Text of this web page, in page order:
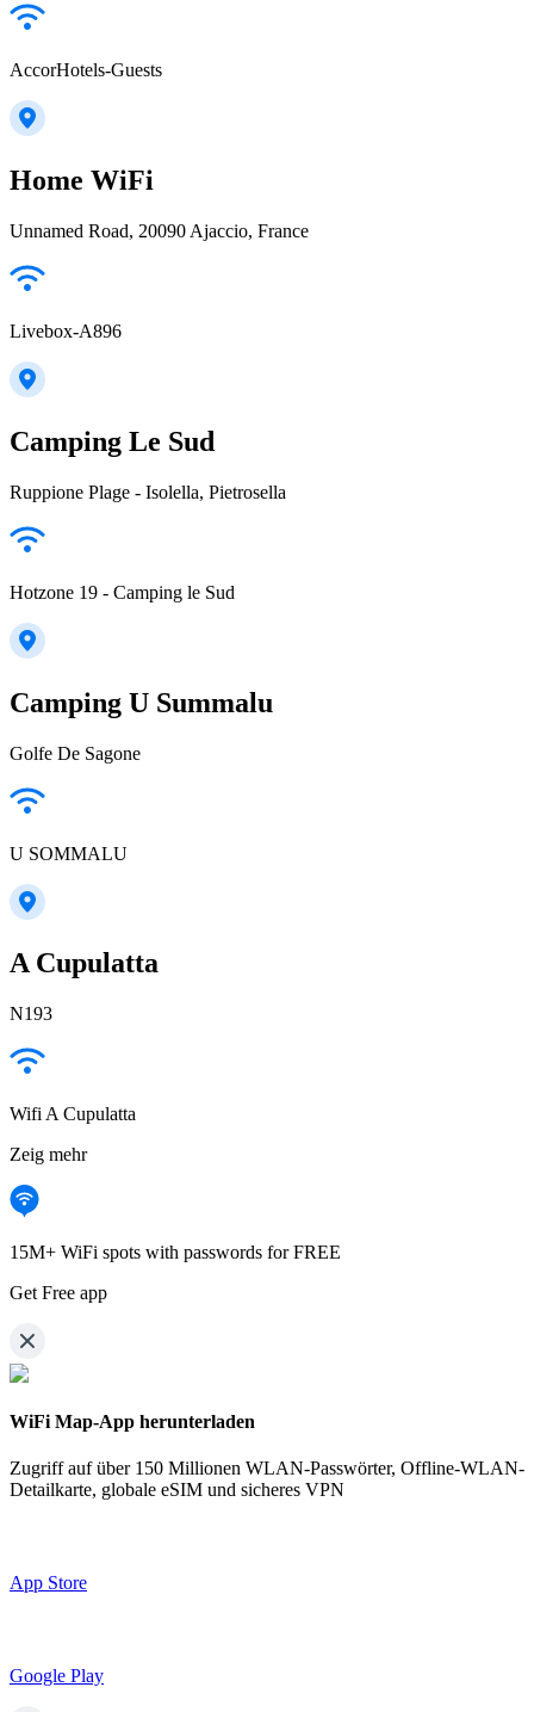
AccorHotels-Guests
Home WiFi
Unnamed Road, 20090 Ajaccio, France
Livebox-A896
Camping Le Sud
Ruppione Plage - Isolella, Pietrosella
Hotzone 19 - Camping le Sud
Camping U Summalu
Golfe De Sagone
U SOMMALU
A Cupulatta
N193
Wifi A Cupulatta
Zeig mehr
15M+ WiFi spots with passwords for FREE
Get Free app
WiFi Map-App herunterladen
Zugriff auf über 150 Millionen WLAN-Passwörter, Offline-WLAN-
Detailkarte, globale eSIM und sicheres VPN
App Store
Google Play